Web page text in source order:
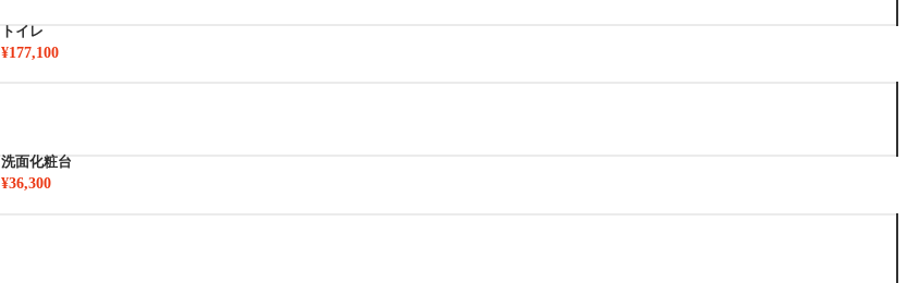
トイレ
¥177,100
洗面化粧台
¥36,300